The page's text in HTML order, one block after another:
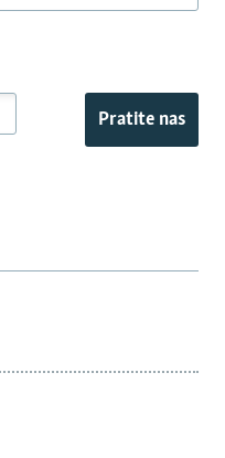
Pratite nas